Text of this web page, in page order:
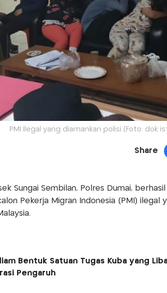
PMI Ilegal yang diamankan polisi (Foto: dok
Share
Sungai Sembilan, Polres Dumai,
Pekerja Migran Indonesia (PMI) ilegal
Bentuk Satuan Tugas Kuba yang
Pengaruh